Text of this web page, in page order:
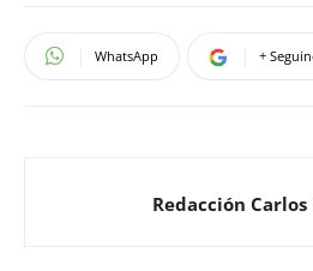
WhatsApp +
Redacción Carlos